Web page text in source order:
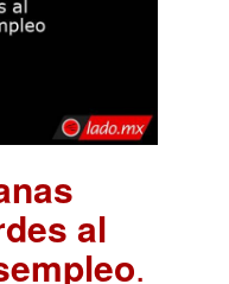
al
.